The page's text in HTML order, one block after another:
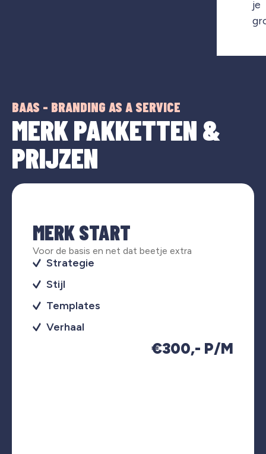
je
BAAS - BRANDING AS A SERVICE
MERK PAKKETTEN &
PRIJZEN
MERK START
Voor de basis en net dat beetje extra
Strategie
Stijl
Templates
Verhaal
€300,- P/M